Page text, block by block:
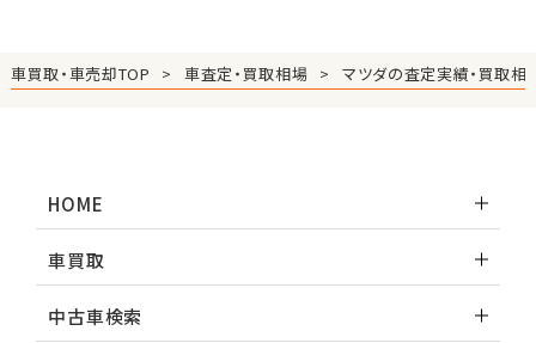
車買取・車売却TOP 車査定・買取相場 マツダの査定実績・買取相
HOME
車買取
中古車検索